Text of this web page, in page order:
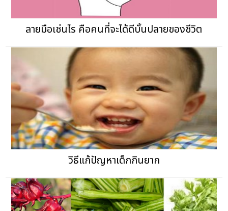
ลายมือเช่นไร คือคนที่จะได้ดีบั้นปลายของชีวิต
วิธีแก้ปัญหาเด็กกินยาก